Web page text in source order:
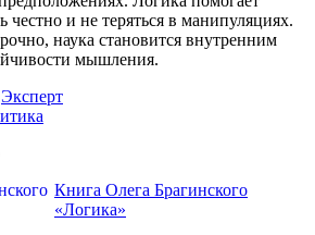
честно и не теряться в манипуляциях.
наука становится внутренним
мышления.
Эксперт
Книга Олега Брагинского
«Логика»